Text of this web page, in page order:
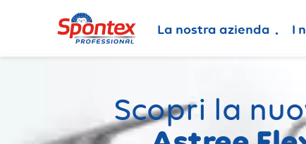
La nostra azienda I
Scopri la